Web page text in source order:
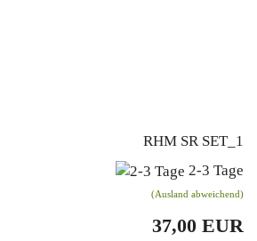
RHM SR SET_1
2-3 Tage
(Ausland abweichend)
37,00 EUR